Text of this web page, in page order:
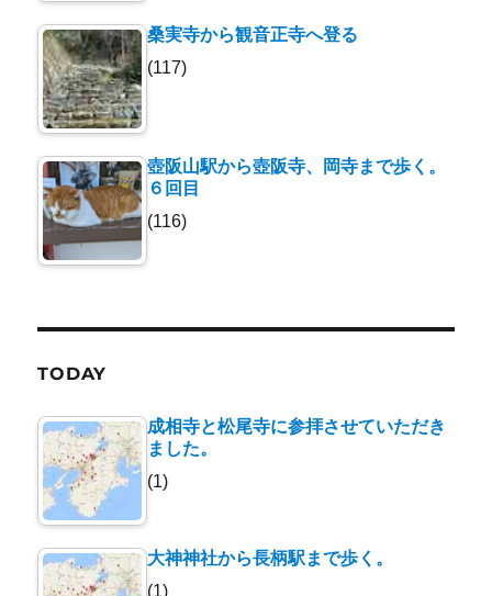
桑実寺から観音正寺へ登る
(117)
壺阪山駅から壺阪寺、岡寺まで歩く。
６回目
(116)
TODAY
成相寺と松尾寺に参拝させていただき
ました。
(1)
大神神社から長柄駅まで歩く。
(1)